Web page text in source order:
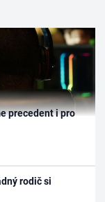
precedent i pro
rodič si